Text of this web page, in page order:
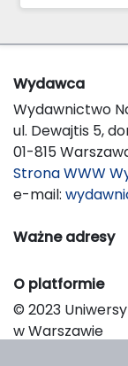
Wydawca
Wydawnictwo
ul. Dewajtis 5,
01-815
Strona WWW
e-mail:
Ważne adresy
O platformie
© 2023
w Warszawie